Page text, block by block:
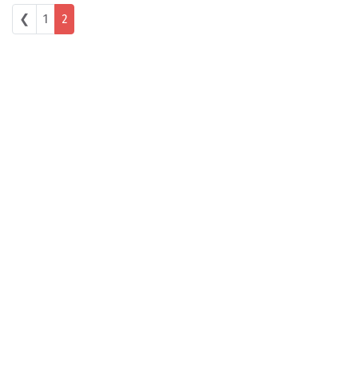
Posts navigation
❮ 1 2